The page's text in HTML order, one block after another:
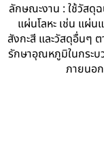
ลักษณะงาน : ใช้วัส
แผ่นโลหะ เช่น แผ่
สังกะสี และวัสดุอื่นๆ
รักษาอุณหภูมิในกระบ
ภายนอ